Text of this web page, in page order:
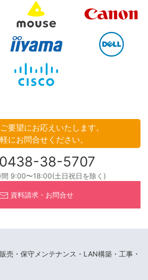
要望にお応えいたします。
にお問合せください。
0438-38-5707
間 9:00〜18:00(土日祝日を除く)
資料請求・お問合せ
売・保守メンテナンス・LAN構築・工事・